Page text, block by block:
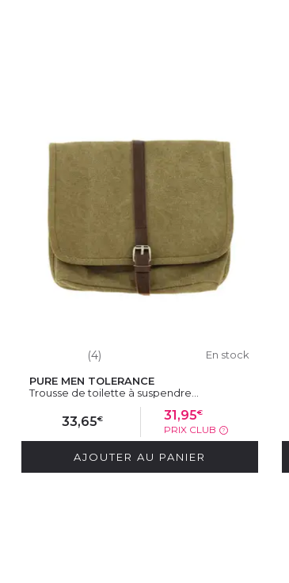
(4) En stock
PURE MEN TOLERANCE
Trousse de toilette à suspendre...
33,65€ 31,95€
PRIX CLUB ?
AJOUTER AU PANIER